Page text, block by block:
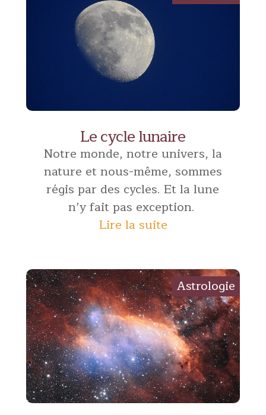
Le cycle lunaire
Notre monde, notre univers, la
nature et nous-même, sommes
régis par des cycles. Et la lune
n’y fait pas exception.
Lire la suite